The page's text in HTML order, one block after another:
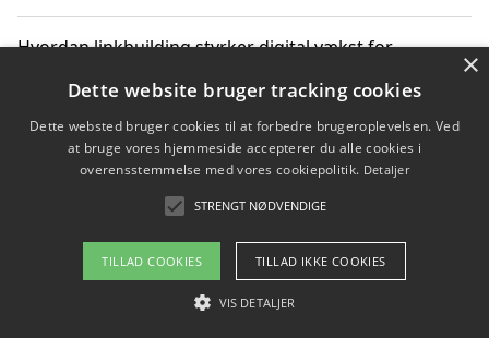
Hvordan linkbuilding styrker digital vækst for
Sådan har udviklingen inden for genbrug af elektronik
ændret sig
Copyright 2026 - Pilanto Aps
Om / kontakt
×
Dette website bruger tracking cookies
Dette websted bruger cookies til at forbedre brugeroplevelsen. Ved
at bruge vores hjemmeside accepterer du alle cookies i
overensstemmelse med vores cookiepolitik. Detaljer
STRENGT NØDVENDIGE
TILLAD COOKIES TILLAD IKKE COOKIES
VIS DETALJER